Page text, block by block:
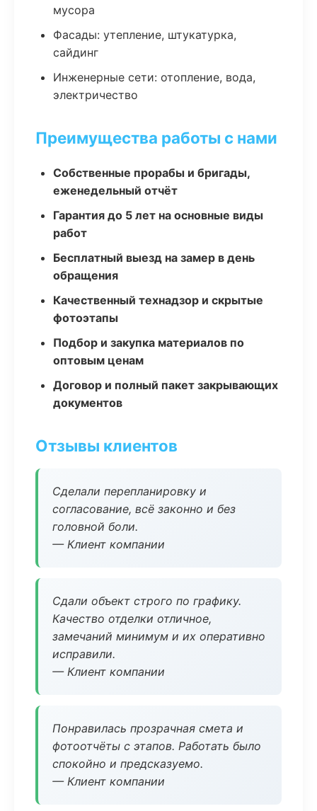
мусора
Фасады: утепление, штукатурка,
сайдинг
Инженерные сети: отопление, вода,
электричество
Преимущества работы с нами
Собственные прорабы и бригады,
еженедельный отчёт
Гарантия до 5 лет на основные виды
работ
Бесплатный выезд на замер в день
обращения
Качественный технадзор и скрытые
фотоэтапы
Подбор и закупка материалов по
оптовым ценам
Договор и полный пакет закрывающих
документов
Отзывы клиентов
Сделали перепланировку и
согласование, всё законно и без
головной боли.
— Клиент компании
Сдали объект строго по графику.
Качество отделки отличное,
замечаний минимум и их оперативно
исправили.
— Клиент компании
Понравилась прозрачная смета и
фотоотчёты с этапов. Работать было
спокойно и предсказуемо.
— Клиент компании